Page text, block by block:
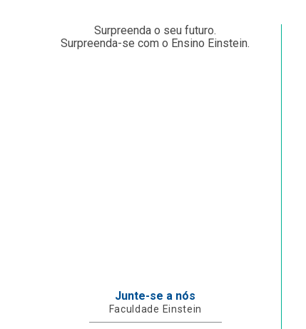
Surpreenda o seu futuro.
Surpreenda-se com o Ensino Einstein.
Junte-se a nós
Faculdade Einstein